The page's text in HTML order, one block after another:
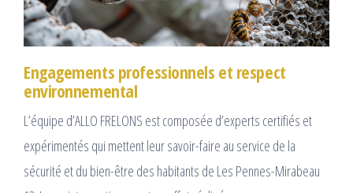
Engagements professionnels et respect
environnemental
L’équipe d’ALLO FRELONS est composée d’experts certifiés et
expérimentés qui mettent leur savoir-faire au service de la
sécurité et du bien-être des habitants de Les Pennes-Mirabeau